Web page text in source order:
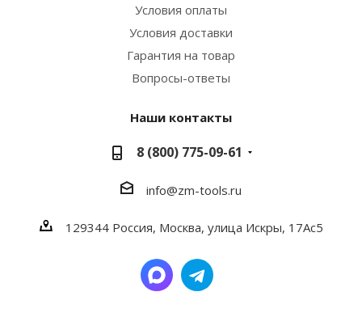
Условия оплаты
Условия доставки
Гарантия на товар
Вопросы-ответы
Наши контакты
8 (800) 775-09-61
info@zm-tools.ru
129344 Россия, Москва, улица Искры, 17Ас5